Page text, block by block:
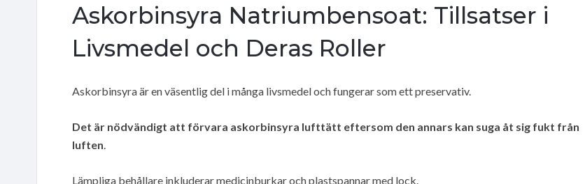
Askorbinsyra Natriumbensoat: Tillsatser i
Livsmedel och Deras Roller
Askorbinsyra är en väsentlig del i många livsmedel och fungerar som ett preservativ.
Det är nödvändigt att förvara askorbinsyra lufttätt eftersom den annars kan suga åt sig fukt från
luften.
Lämpliga behållare inkluderar medicinburkar och plastspannar med lock.